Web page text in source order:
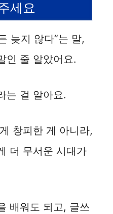
세요
늦지 않다”는 말,
인 줄 알았어요.
는 걸 알아요.
창피한 게 아니라,
더 무서운 시대가
배워도 되고, 글쓰